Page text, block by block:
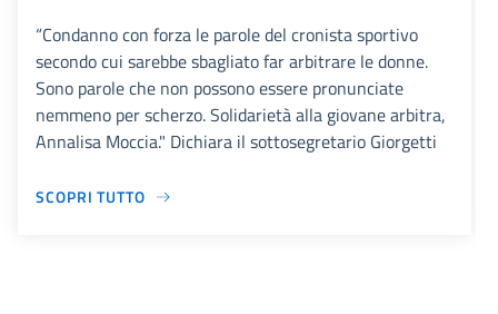
“Condanno con forza le parole del cronista sportivo
secondo cui sarebbe sbagliato far arbitrare le donne.
Sono parole che non possono essere pronunciate
nemmeno per scherzo. Solidarietà alla giovane arbitra,
Annalisa Moccia." Dichiara il sottosegretario Giorgetti
SCOPRI TUTTO